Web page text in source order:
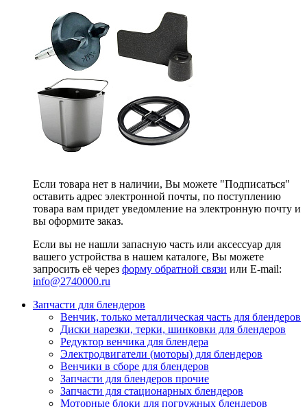
Если товара нет в наличии, Вы можете "Подписаться"
оставить адрес электронной почты, по поступлению
товара вам придет уведомление на электронную почту и
вы оформите заказ.
Если вы не нашли запасную часть или аксессуар для
вашего устройства в нашем каталоге, Вы можете
запросить её через форму обратной связи или E-mail:
info@2740000.ru
Запчасти для блендеров
Венчик, только металлическая часть для блендеров
Диски нарезки, терки, шинковки для блендеров
Редуктор венчика для блендера
Электродвигатели (моторы) для блендеров
Венчики в сборе для блендеров
Запчасти для блендеров прочие
Запчасти для стационарных блендеров
Моторные блоки для погружных блендеров